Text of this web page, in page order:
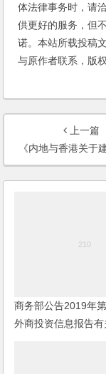
体法律事务时，请
供更好的服务，但
诺。本站所载投稿
与原作者联系，版
上一篇
《内地与香港关于建立更紧密经贸关系的安排
商务部公告2019年
外商投资信息报告